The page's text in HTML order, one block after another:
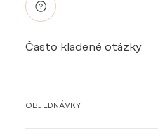
Často kladené otázky
OBJEDNÁVKY